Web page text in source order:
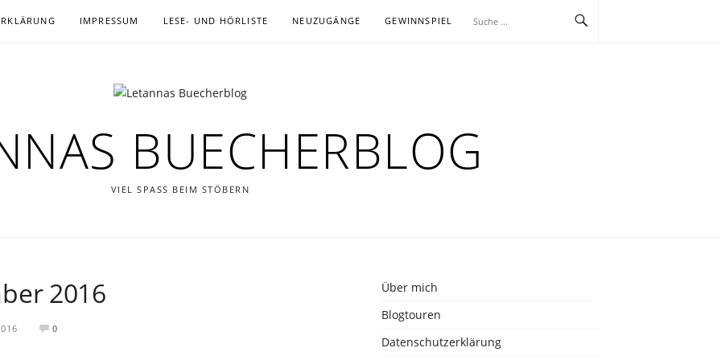
IMPRESSUM LESE- UND HÖRLISTE NEUZUGÄNGE GEWINNSPIEL
BUECHERBLOG
VIEL SPASS BEIM STÖBERN
2016
0
Über mich
Blogtouren
Datenschutzerklärung